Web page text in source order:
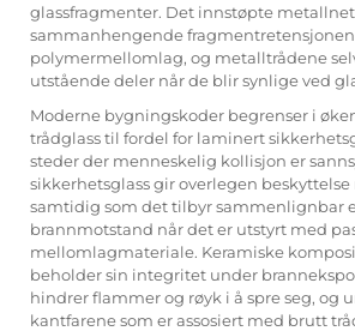
glassfragmenter. Det innstøpte
sammanhengende
polymermellomlag, og metalltrådene
utstående deler når de blir synlige ved
Moderne bygningskoder begrenser i
trådglass til fordel for laminert
steder der menneskelig kollisjon er
sikkerhetsglass gir overlegen
samtidig som det tilbyr sammenlignbar
brannmotstand når det er utstyrt med
mellomlagmateriale. Keramiske
beholder sin integritet under
hindrer flammer og røyk i å spre seg, og
kantfarene som er assosiert med brutt